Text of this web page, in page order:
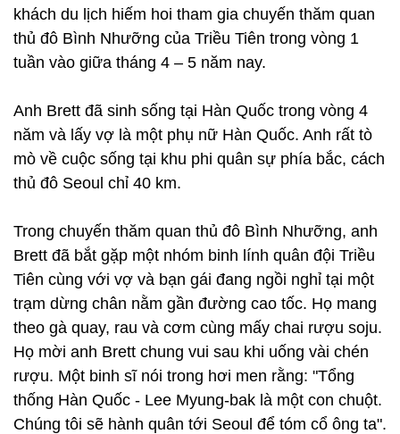
khách du lịch hiếm hoi tham gia chuyến thăm quan
thủ đô Bình Nhưỡng của Triều Tiên trong vòng 1
tuần vào giữa tháng 4 – 5 năm nay.
Anh Brett đã sinh sống tại Hàn Quốc trong vòng 4
năm và lấy vợ là một phụ nữ Hàn Quốc. Anh rất tò
mò về cuộc sống tại khu phi quân sự phía bắc, cách
thủ đô Seoul chỉ 40 km.
Trong chuyến thăm quan thủ đô Bình Nhưỡng, anh
Brett đã bắt gặp một nhóm binh lính quân đội Triều
Tiên cùng với vợ và bạn gái đang ngồi nghỉ tại một
trạm dừng chân nằm gần đường cao tốc. Họ mang
theo gà quay, rau và cơm cùng mấy chai rượu soju.
Họ mời anh Brett chung vui sau khi uống vài chén
rượu. Một binh sĩ nói trong hơi men rằng: "Tổng
thống Hàn Quốc - Lee Myung-bak là một con chuột.
Chúng tôi sẽ hành quân tới Seoul để tóm cổ ông ta".